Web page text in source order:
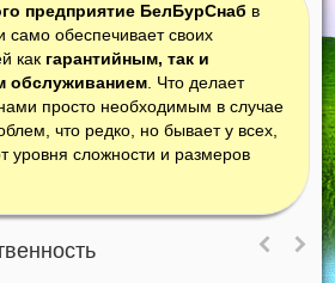
предприятие БелБурСнаб в
само обеспечивает своих
как гарантийным, так и
обслуживанием. Что делает
просто необходимым в случае
что редко, но бывает у всех,
уровня сложности и размеров